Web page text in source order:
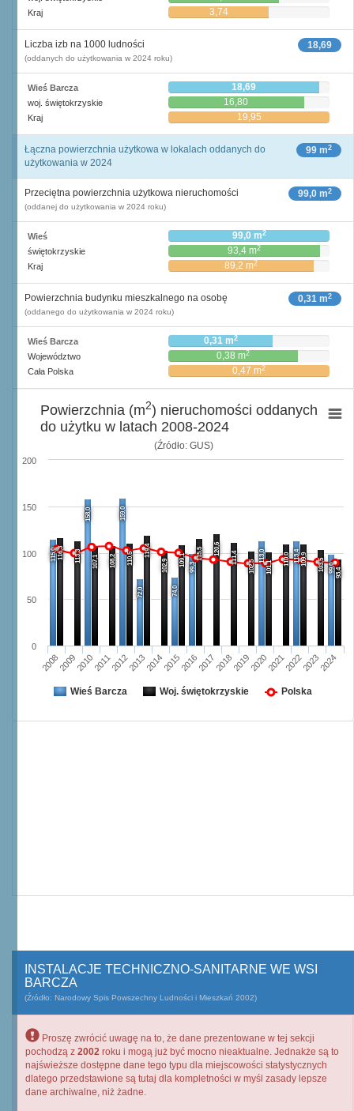
Kraj 3,74
18,69
Liczba izb na 1000 ludności
(oddanych do użytkowania w 2024 roku)
Wieś Barcza 18,69
woj. świętokrzyskie 16,80
Kraj 19,95
99 m2
Łączna powierzchnia użytkowa w lokalach oddanych do
użytkowania w 2024
99,0 m2
Przeciętna powierzchnia użytkowa nieruchomości
(oddanej do użytkowania w 2024 roku)
Wieś 99,0 m2
świętokrzyskie 93,4 m2
Kraj 89,2 m2
0,31 m2
Powierzchnia budynku mieszkalnego na osobę
(oddanego do użytkowania w 2024 roku)
Wieś Barcza 0,31 m2
Województwo 0,38 m2
Cała Polska 0,47 m2
(Źródło: GUS)
115,0
158,0 159,0
72,0 74,0
99,3
113,0 113,4
99,0
116,3 113,3 107,1 108,2 110,5
119,4
102,9
109,1 115,5 120,6
111,4
102,5 101,1
110,0 109,9 103,5
93,4
20082009201020112012201320142015201620172018201920202021202220232024
0
50
100
150
200
Powierzchnia (m2) nieruchomości oddanych
do użytku w latach 2008-2024
Wieś Barcza Woj. świętokrzyskie Polska
INSTALACJE TECHNICZNO-SANITARNE WE WSI
BARCZA
(Źródło: Narodowy Spis Powszechny Ludności i Mieszkań 2002)
Proszę zwrócić uwagę na to, że dane prezentowane w tej sekcji
pochodzą z 2002 roku i mogą już być mocno nieaktualne. Jednakże są to
najświeższe dostępne dane tego typu dla miejscowości statystycznych
dlatego przedstawione są tutaj dla kompletności w myśl zasady lepsze
dane archiwalne, niż żadne.